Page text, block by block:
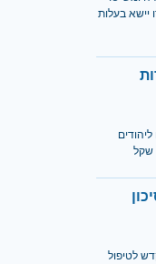
יישא בעלות
לטיפול